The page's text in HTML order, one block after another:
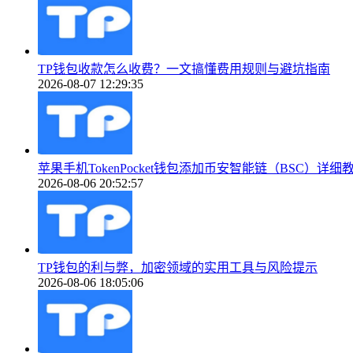
TP钱包收款怎么收费？一文搞懂费用规则与避坑指南
2026-08-07 12:29:35
苹果手机TokenPocket钱包添加币安智能链（BSC）详细
2026-08-06 20:52:57
TP钱包的利与弊，加密领域的实用工具与风险提示
2026-08-06 18:05:06